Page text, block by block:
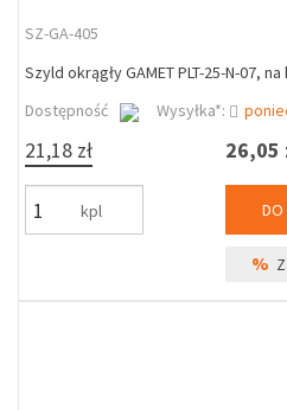
SZ-GA-405
Szyld okrągły GAMET PLT-25-N-07,
Dostępność
Wysyłka*:
21,18 zł
kpl
26,05
%